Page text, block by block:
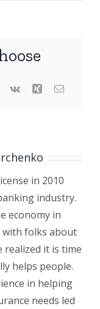
Pinterest
Vk Xing Email
in 2010
industry.
economy in
with folks about
realized it is time
helps people.
in helping
needs led